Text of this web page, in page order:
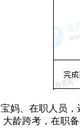
妈、在职人员
龄跨考，在职